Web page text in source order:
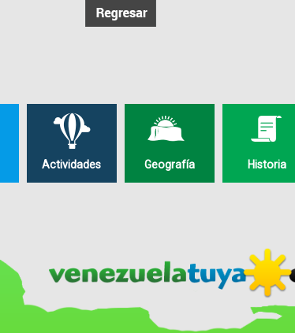
Actividades Geografía Historia